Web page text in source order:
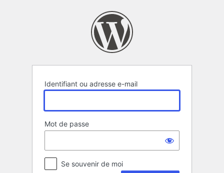
Identifiant ou adresse e-mail
Mot de passe
Se souvenir de moi